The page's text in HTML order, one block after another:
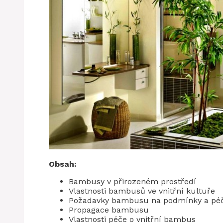
Obsah:
Bambusy v přirozeném prostředí
Vlastnosti bambusů ve vnitřní kultuře
Požadavky bambusu na podmínky a
Propagace bambusu
Vlastnosti péče o vnitřní bambus